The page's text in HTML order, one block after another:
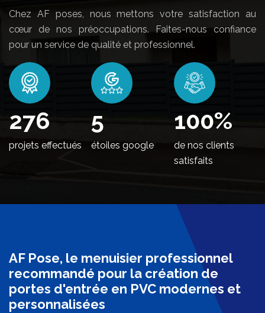
Chez AF poses, nous mettons votre satisfaction au
cœur de nos préoccupations. Faites-nous confiance
pour un service de qualité et professionnel.
330
projets effectués
5
étoiles google
100%
de nos clients
satisfaits
AF Pose, le menuisier professionnel
recommandé pour la création de
portes d'entrée en PVC modernes et
personnalisées